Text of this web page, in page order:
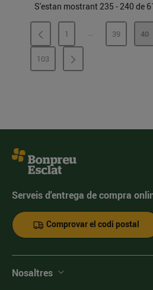
S'estan mostrant 235 - 240 de
PÀGINA
1 ...PÀGINESPÀGINA
39 40
PÀGINA
103
Serveis d'entrega de compra
Comprovar el codi postal
Nosaltres